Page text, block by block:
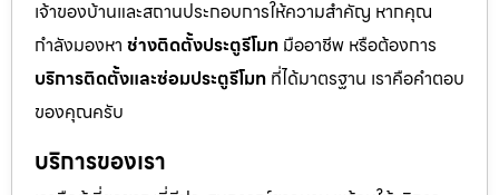
เจ้าของบ้านและสถานประกอบการให้ความสำคัญ หากคุณ
กำลังมองหา ช่างติดตั้งประตูรีโมท มืออาชีพ หรือต้องการ
บริการติดตั้งและซ่อมประตูรีโมท ที่ได้มาตรฐาน เราคือคำตอบ
ของคุณครับ
บริการของเรา